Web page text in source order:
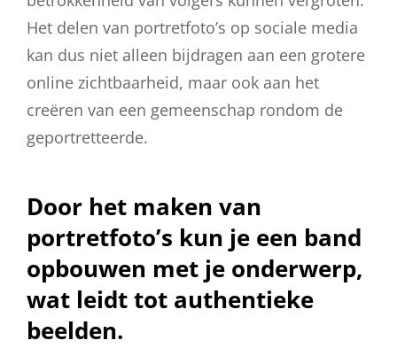
Het delen van portretfoto’s op sociale media
kan dus niet alleen bijdragen aan een grotere
online zichtbaarheid, maar ook aan het
creëren van een gemeenschap rondom de
geportretteerde.
Door het maken van
portretfoto’s kun je een band
opbouwen met je onderwerp,
wat leidt tot authentieke
beelden.